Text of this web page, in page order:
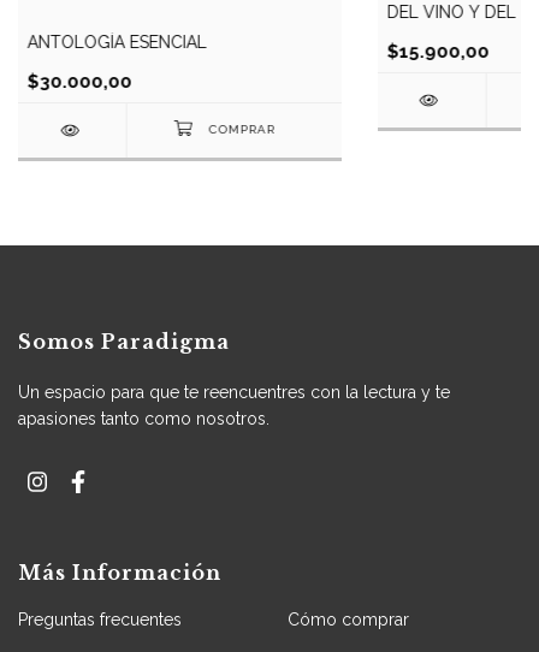
ANTOLOGÍA ESENCIAL
$30.000,00
DEL VINO Y DEL
$15.900,00
Somos Paradigma
Un espacio para que te reencuentres con la lectura y te
apasiones tanto como nosotros.
Más Información
Preguntas frecuentes Cómo comprar